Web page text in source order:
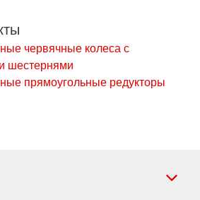
червячные колеса с
шестернями
прямоугольные редукторы